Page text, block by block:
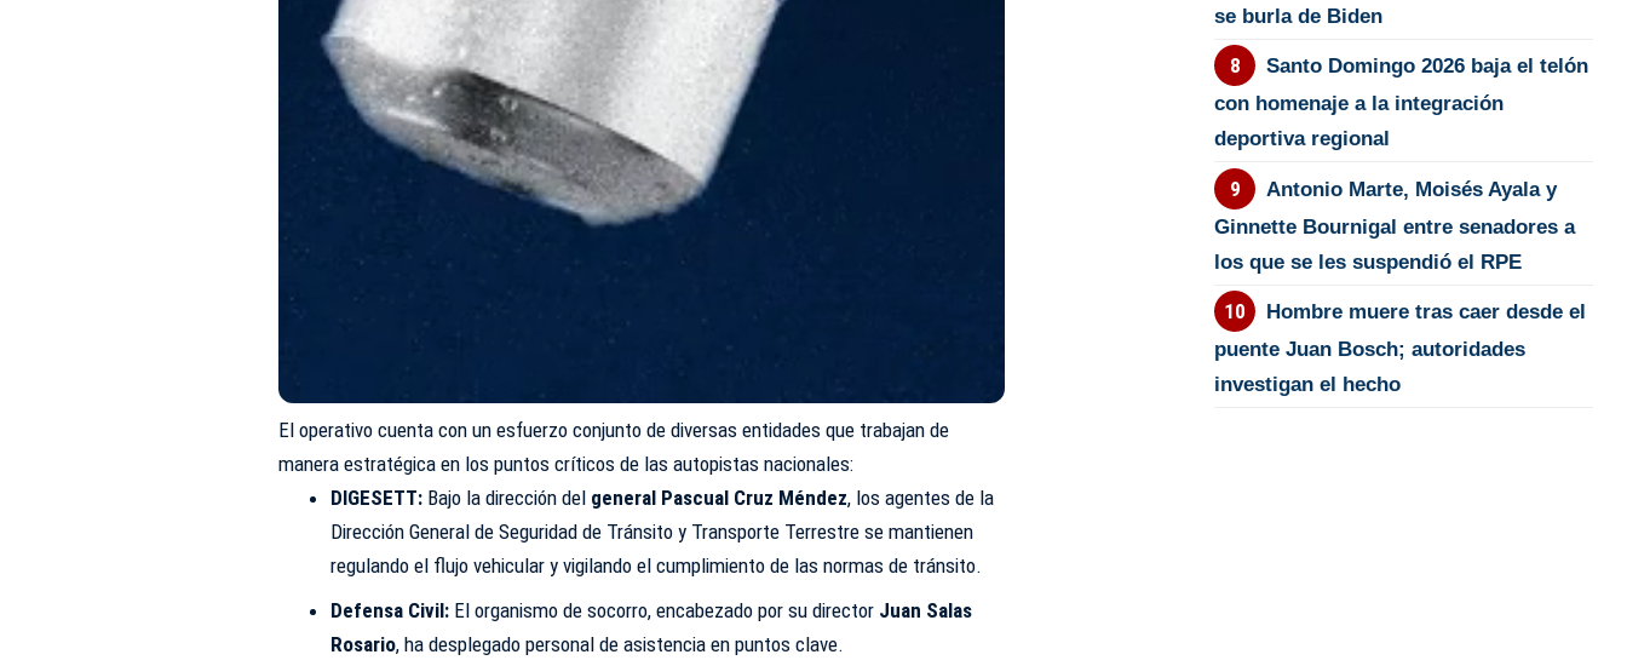
El operativo cuenta con un esfuerzo conjunto de diversas entidades que trabajan de
manera estratégica en los puntos críticos de las autopistas nacionales:
DIGESETT:Bajo la dirección del general Pascual Cruz Méndez, los agentes de la
Dirección General de Seguridad de Tránsito y Transporte Terrestre se mantienen
regulando el flujo vehicular y vigilando el cumplimiento de las normas de tránsito.
Defensa Civil:El organismo de socorro, encabezado por su director Juan Salas
Rosario, ha desplegado personal de asistencia en puntos clave.
se burla de Biden
Santo Domingo 2026 baja el telón
con homenaje a la integración
deportiva regional
Antonio Marte, Moisés Ayala y
Ginnette Bournigal entre senadores a
los que se les suspendió el RPE
Hombre muere tras caer desde el
puente Juan Bosch; autoridades
investigan el hecho